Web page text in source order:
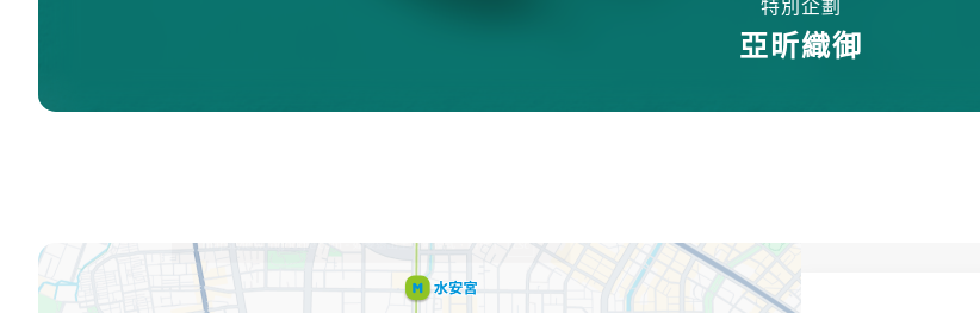
特別企劃
亞昕織御